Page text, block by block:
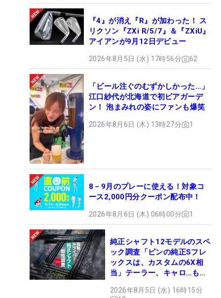
『4』が消え『R』が加わった！ ス
リクソン『ZXi R/5/7』＆『ZXiU』
アイアンが9月12日デビュー
2026年8月5日 (水) 17時56分 62
「ビール注ぐのむずかしかった…」
江口紗代が北海道で初ビアガーデ
ン！ 泡まみれの姿にファンも爆笑
2026年8月6日 (木) 13時27分 1
8－9月のプレーに使える！対象コ
ース2,000円分クーポン配布中！
2026年8月6日 (木) 06時00分 1
純正シャフト12モデルのスペ
ック調査「ピンの純正Sフレ
ックスは、カスタムの6X相
当」テーラー、キャロ…もチ
2026年8月5日 (水) 16時15分